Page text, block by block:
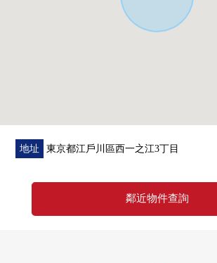
地址 東京都江戶川區西一之江3丁目
鄰近物件查詢